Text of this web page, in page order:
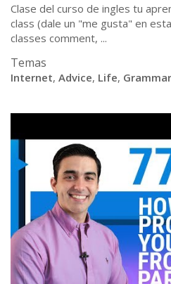
Clase del curso de ingles tu
class (dale un "me gusta" en
classes comment, ...
Temas
Internet, Advice, Life, Grammar